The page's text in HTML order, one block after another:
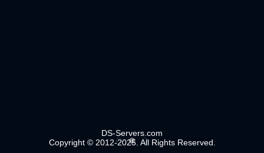
DS-Servers.com
Copyright © 2012-2025. All Rights Reserved.